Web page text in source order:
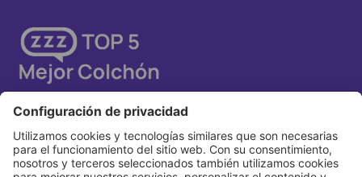
Popular
Mejores Colchones 2026
Reseñas
Colchón Emma ThermoSync